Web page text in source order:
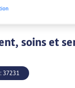
soins et
37231